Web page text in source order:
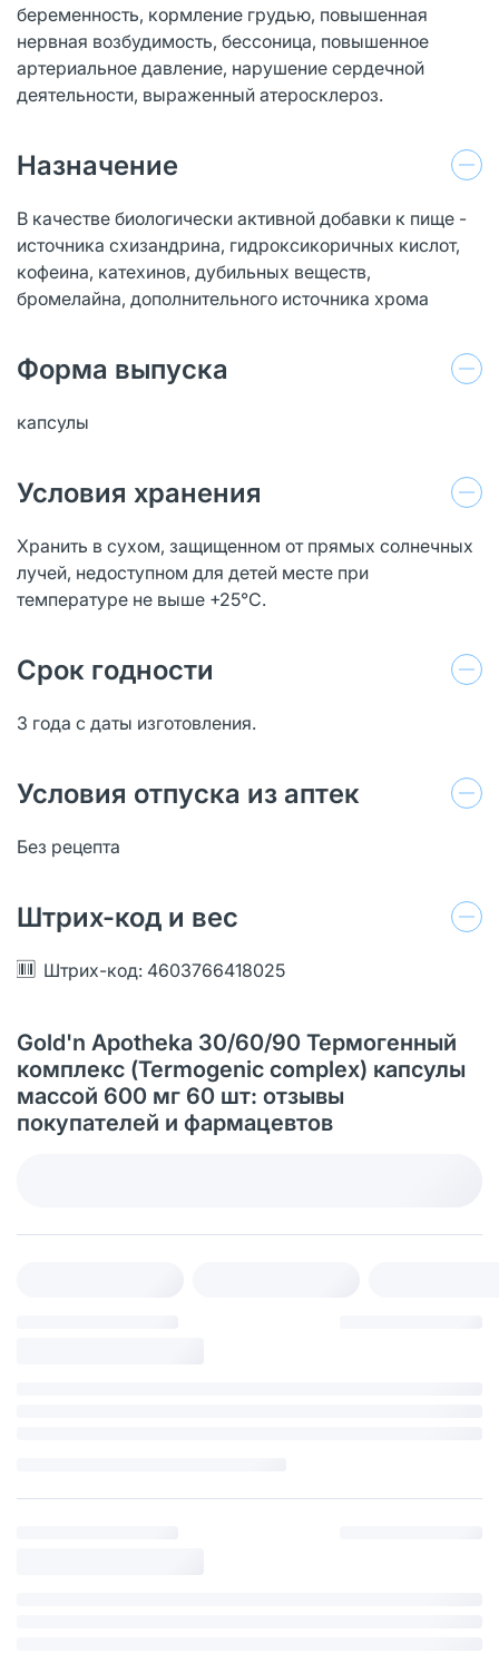
беременность, кормление грудью, повышенная
нервная возбудимость, бессоница, повышенное
артериальное давление, нарушение сердечной
деятельности, выраженный атеросклероз.
Назначение
В качестве биологически активной добавки к пище -
источника схизандрина, гидроксикоричных кислот,
кофеина, катехинов, дубильных веществ,
бромелайна, дополнительного источника хрома
Форма выпуска
капсулы
Условия хранения
Хранить в сухом, защищенном от прямых солнечных
лучей, недоступном для детей месте при
температуре не выше +25°С.
Срок годности
3 года с даты изготовления.
Условия отпуска из аптек
Без рецепта
Штрих-код и вес
Штрих-код: 4603766418025
Gold'n Apotheka 30/60/90 Термогенный
комплекс (Termogenic complex) капсулы
массой 600 мг 60 шт: отзывы
покупателей и фармацевтов